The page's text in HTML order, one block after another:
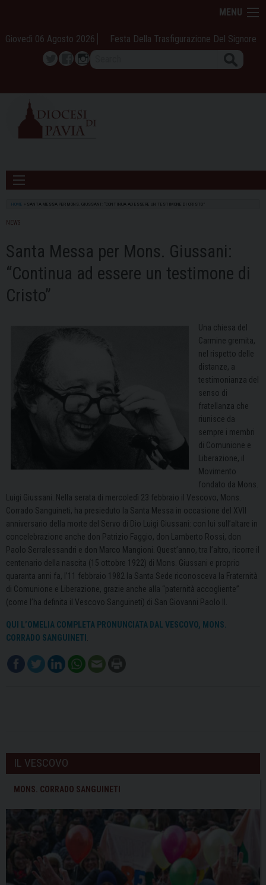
content
MENU
Giovedì 06 Agosto 2026 Festa Della Trasfigurazione Del Signore
TwitterFacebook
Instagram
HOME SANTA MESSA PER MONS. GIUSSANI: “CONTINUA AD ESSERE UN TESTIMONE DI CRISTO”
NEWS
Santa Messa per Mons. Giussani:
“Continua ad essere un testimone di
Cristo”
Una chiesa del
Carmine gremita,
nel rispetto delle
distanze, a
testimonianza del
senso di
fratellanza che
riunisce da
sempre i membri
di Comunione e
Liberazione, il
Movimento
fondato da Mons.
Luigi Giussani. Nella serata di mercoledì 23 febbraio il Vescovo, Mons.
Corrado Sanguineti, ha presieduto la Santa Messa in occasione del XVII
anniversario della morte del Servo di Dio Luigi Giussani: con lui sull’altare in
concelebrazione anche don Patrizio Faggio, don Lamberto Rossi, don
Paolo Serralessandri e don Marco Mangioni. Quest’anno, tra l’altro, ricorre il
centenario della nascita (15 ottobre 1922) di Mons. Giussani e proprio
quaranta anni fa, l’11 febbraio 1982 la Santa Sede riconosceva la Fraternità
di Comunione e Liberazione, grazie anche alla “paternità accogliente”
(come l’ha definita il Vescovo Sanguineti) di San Giovanni Paolo II.
QUI L’OMELIA COMPLETA PRONUNCIATA DAL VESCOVO, MONS.
CORRADO SANGUINETI
IL VESCOVO
MONS. CORRADO SANGUINETI